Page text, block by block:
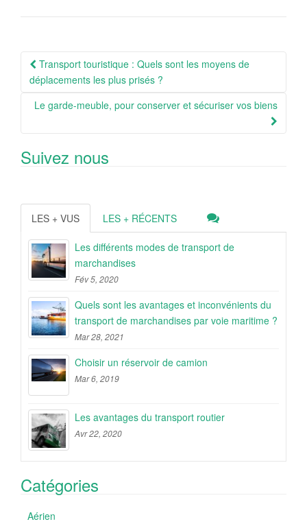
Navigation
Article
Transport touristique : Quels sont les moyens de
déplacements les plus prisés ?
Le garde-meuble, pour conserver et sécuriser vos biens
Suivez nous
LES + VUS LES + RÉCENTS
Les différents modes de transport de
marchandises
Fév 5, 2020
Quels sont les avantages et inconvénients du
transport de marchandises par voie maritime ?
Mar 28, 2021
Choisir un réservoir de camion
Mar 6, 2019
Les avantages du transport routier
Avr 22, 2020
Catégories
Aérien